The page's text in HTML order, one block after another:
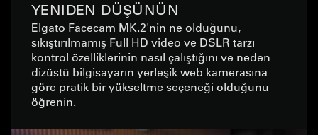
YENIDEN DÜŞÜNÜN
Elgato Facecam MK.2'nin ne olduğunu,
sıkıştırılmamış Full HD video ve DSLR tarzı
kontrol özelliklerinin nasıl çalıştığını ve neden
dizüstü bilgisayarın yerleşik web kamerasına
göre pratik bir yükseltme seçeneği olduğunu
öğrenin.